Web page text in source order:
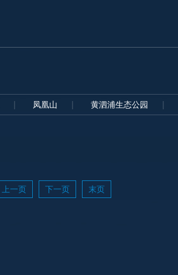
凤凰山 黄泗浦生态公园
上一页 下一页 末页